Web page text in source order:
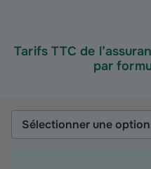
Tarifs TTC de
par
Sélectionner une option